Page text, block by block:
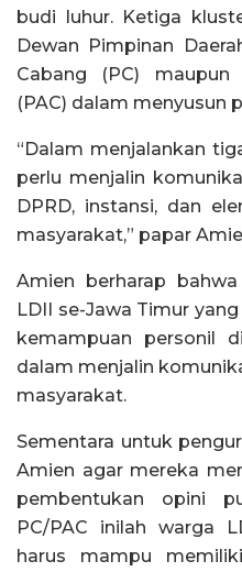
budi luhur. Ketiga
Dewan Pimpinan
Cabang (PC)
(PAC) dalam menyusun
“Dalam menjalankan
perlu menjalin
DPRD, instansi, dan
masyarakat,” papar
Amien berharap
LDII se-Jawa Timur
kemampuan personil
dalam menjalin
masyarakat.
Sementara untuk
Amien agar mereka
pembentukan opini
PC/PAC inilah warga
harus mampu